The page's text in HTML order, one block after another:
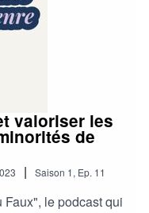
valoriser les
de
| Saison 1, Ep. 11
le podcast qui